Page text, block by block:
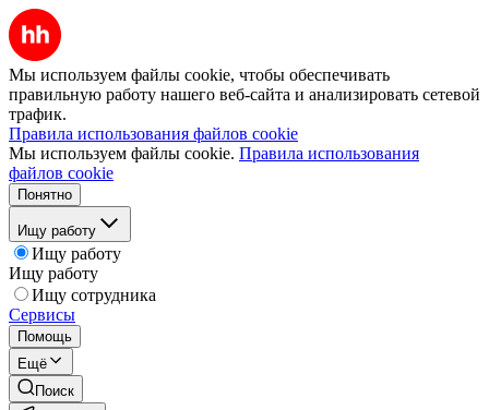
Мы используем файлы cookie, чтобы обеспечивать
правильную работу нашего веб-сайта и анализировать сетевой
трафик.
Правила использования файлов cookie
Мы используем файлы cookie. Правила использования
файлов cookie
Понятно
Ищу работу
Ищу работу
Ищу работу
Ищу сотрудника
Сервисы
Помощь
Ещё
Поиск